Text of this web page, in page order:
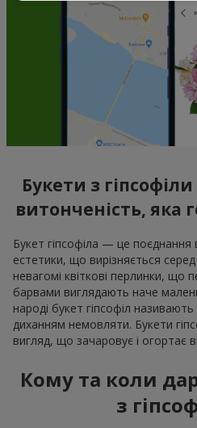
Букети з
витонченість, яка
Букет гіпсофіла — це поєднання
естетики, що вирізняється серед
невагомі квіткові перлинки,
барвами виглядають наче
народі букет гіпсофіл
диханням немовляти. Букети
вигляд, що зачаровує і огортає
Кому та коли
з